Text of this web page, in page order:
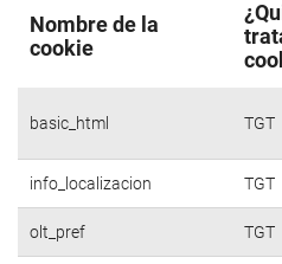
Nombre de la
cookie
basic_html TGT
info_localizacion TGT
olt_pref TGT